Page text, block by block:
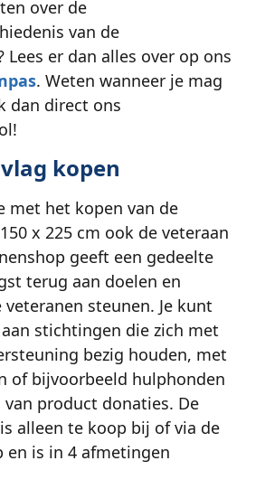
over de
van de
Lees er dan alles over op ons
. Weten wanneer je mag
dan direct ons
kopen
met het kopen van de
x 225 cm ook de veteraan
geeft een gedeelte
terug aan doelen en
steunen. Je kunt
stichtingen die zich met
bezig houden, met
of bijvoorbeeld hulphonden
product donaties. De
alleen te koop bij of via de
en is in 4 afmetingen